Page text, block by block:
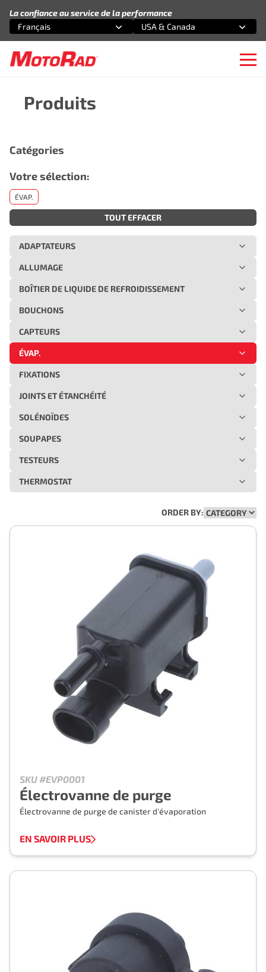
La confiance au service de la performance
Sélectionnez une option
Français
Sélectionnez une option
USA & Canada
Produits
Catégories
Votre sélection:
ÉVAP.
TOUT EFFACER
ADAPTATEURS
ALLUMAGE
BOÎTIER DE LIQUIDE DE REFROIDISSEMENT
BOUCHONS
CAPTEURS
ÉVAP.
FIXATIONS
JOINTS ET ÉTANCHÉITÉ
SOLÉNOÏDES
SOUPAPES
TESTEURS
THERMOSTAT
ORDER BY:
SKU #EVP0001
Électrovanne de purge
Électrovanne de purge de canister d'évaporation
EN SAVOIR PLUS